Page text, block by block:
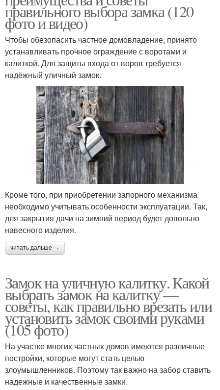
правильного выбора замка (120
фото и видео)
Чтобы обезопасить частное домовладение, принято
устанавливать прочное ограждение с воротами и
калиткой. Для защиты входа от воров требуется
надёжный уличный замок.
Кроме того, при приобретении запорного механизма
необходимо учитывать особенности эксплуатации. Так,
для закрытия дачи на зимний период будет довольно
навесного изделия.
читать дальше →
Замок на уличную калитку. Какой
выбрать замок на калитку —
советы, как правильно врезать или
установить замок своими руками
(105 фото)
На участке многих частных домов имеются различные
постройки, которые могут стать целью
злоумышленников. Поэтому так важно на забор ставить
надежные и качественные замки.